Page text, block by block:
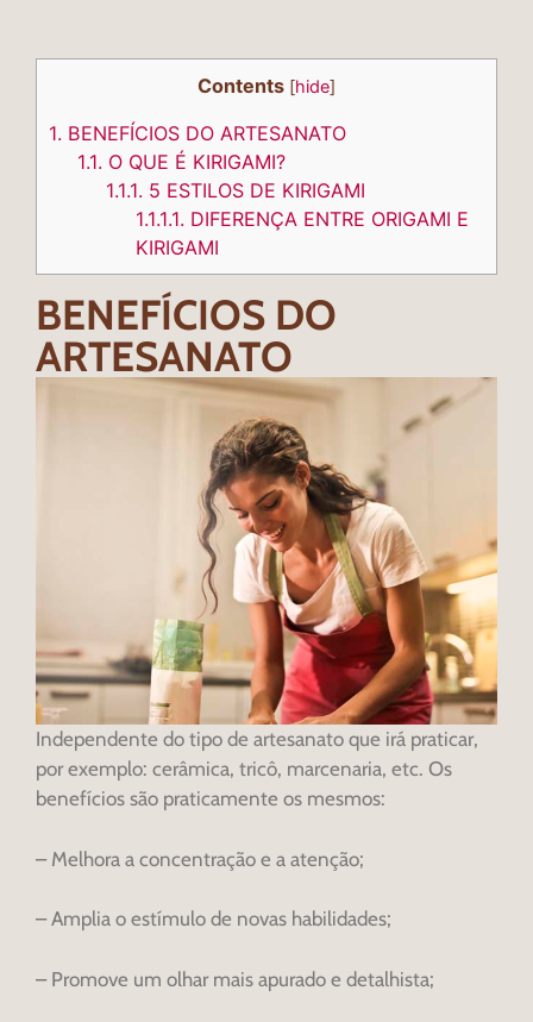
Contents [hide]
1. BENEFÍCIOS DO ARTESANATO
1.1. O QUE É KIRIGAMI?
1.1.1. 5 ESTILOS DE KIRIGAMI
1.1.1.1. DIFERENÇA ENTRE ORIGAMI E
KIRIGAMI
BENEFÍCIOS DO
ARTESANATO
Independente do tipo de artesanato que irá praticar,
por exemplo: cerâmica, tricô, marcenaria, etc. Os
benefícios são praticamente os mesmos:
– Melhora a concentração e a atenção;
– Amplia o estímulo de novas habilidades;
– Promove um olhar mais apurado e detalhista;